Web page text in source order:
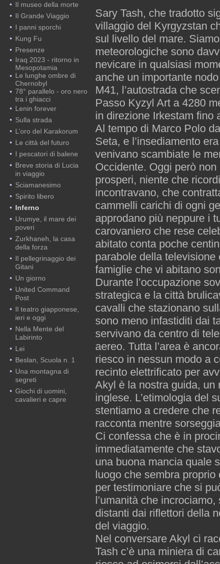
Il museo della morte
Il Grande Viaggio
I panni sporchi
Kung Fu
Presenze
Iraq 2023 - ritorno in
Mesopotamia
Le lunghe ombre di
Chernobyl
78° parallelo - oro nero
tra i ghiacci
Lenin forever
Sulla strada
L’oro del Karakorum
Le città del futuro
I pescatori di balene
Breve storia di Lucia
in viaggio
Sciamanesimo
Spirito libero
Inferno
Urumye, il mare dei
poveri
Zurkhaneh, la casa
della forza
Il pellegrinaggio dei
Gitani
Un giorno
United Command
Post
Il teatro giapponese,
ieri e oggi
Nella Mente del
Labirinto
Lei
Beslan, Scuola n. 1
Una montagna di
segreti
Giochi di uomini,
cavalieri e capre
Sary Tash, che tradotto
villaggio del Kyrgyzstan
sul livello del mare.
meteorologiche sono
nevicare in qualsiasi
anche un importante
M41, l’autostrada che
Passo Kyzyl Art a 4280
in direzione Irkestam fino
Al tempo di Marco Polo
Seta, e l’insediamento
venivano scambiate le
Occidente. Oggi però
prosperi, niente che
incontravano, che
cammelli carichi di ogni
approdano più neppure i
carovaniero che rese
abitato conta poche
parabole della
famiglie che vi abitano
Durante l’occupazione
strategica e la città
cavalli che stazionano
sono meno infastiditi dai
servivano da centro di
aereo. Tutta l’area è
riesco in nessun modo a
recinto elettrificato per
Akyl è la nostra guida, un
inglese. L’etimologia del
stentiamo a credere che
racconta mentre
Ci confessa che è in
immediatamente che
una buona mancia quale
luogo che sembra proprio
per testimoniare che si
l’umanità che
distanti dai riflettori della
del viaggio.
Nel conversare Akyl ci
Tash c’è una miniera di